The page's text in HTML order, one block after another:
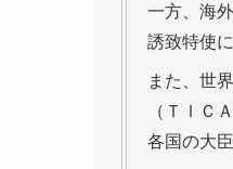
一方、海
誘致特使
また、世
（ＴＩＣ
各国の大